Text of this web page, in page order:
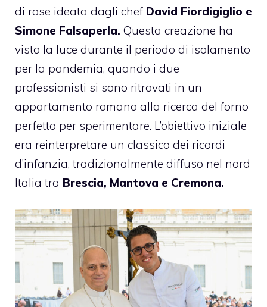
di rose ideata dagli chef David Fiordigiglio e
Simone Falsaperla. Questa creazione ha
visto la luce durante il periodo di isolamento
per la pandemia, quando i due
professionisti si sono ritrovati in un
appartamento romano alla ricerca del forno
perfetto per sperimentare. L’obiettivo iniziale
era reinterpretare un classico dei ricordi
d’infanzia, tradizionalmente diffuso nel nord
Italia tra Brescia, Mantova e Cremona.